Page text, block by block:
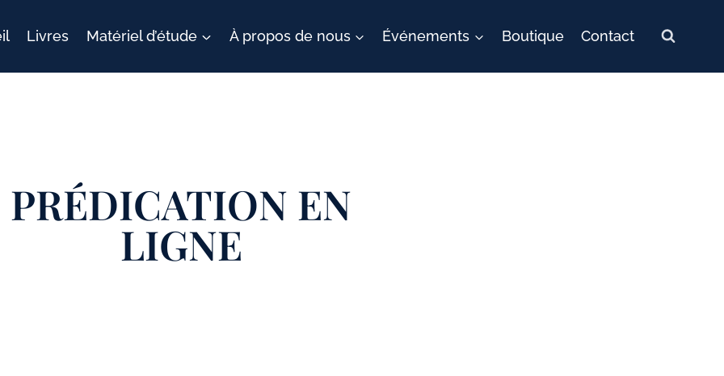
Livres Matériel d’étude À propos de nous Événements Boutique Contact
PRÉDICATION EN
LIGNE